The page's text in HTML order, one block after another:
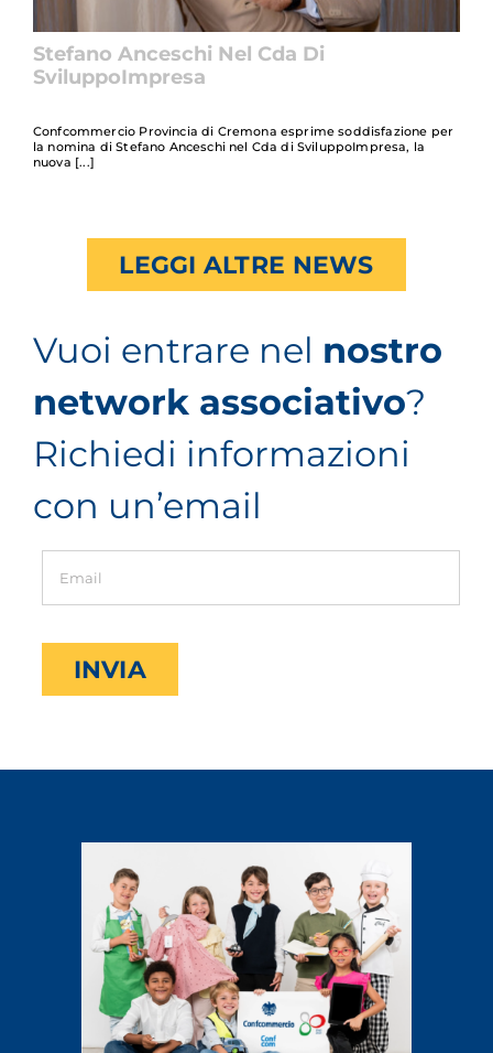
Stefano Anceschi Nel Cda Di
SviluppoImpresa
Confcommercio Provincia di Cremona esprime soddisfazione per
la nomina di Stefano Anceschi nel Cda di SviluppoImpresa, la
nuova
LEGGI ALTRE NEWS
Vuoi entrare nel nostro
network associativo?
Richiedi informazioni
con un’email